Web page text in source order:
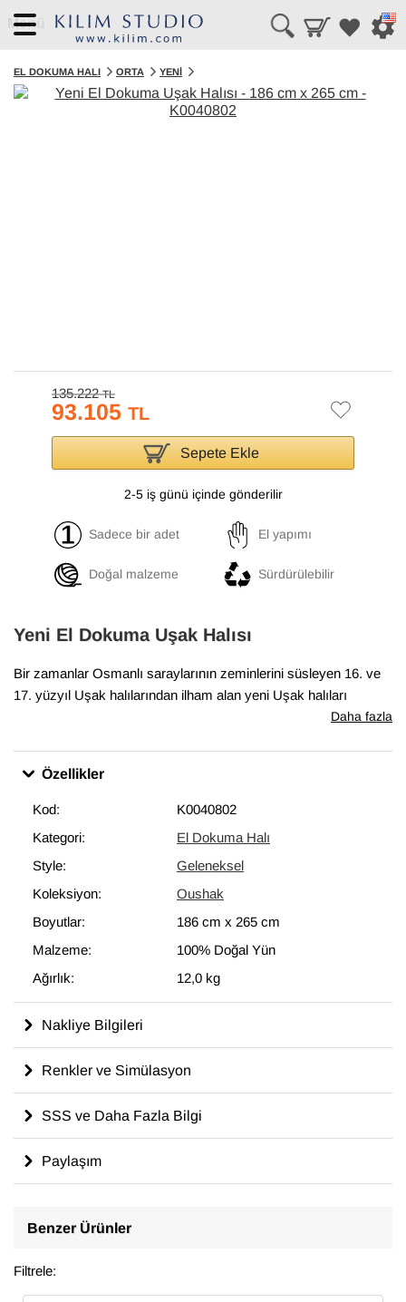
Menü
EL DOKUMA HALI ORTA YENI
135.222TL
93.105 TL
Sepete Ekle
2-5 iş günü içinde gönderilir
Sadece bir adet El yapımı
Doğal malzeme Sürdürülebilir
Yeni El Dokuma Uşak Halısı
Bir zamanlar Osmanlı saraylarının zeminlerini süsleyen 16. ve
17. yüzyıl Uşak halılarından ilham alan yeni Uşak halıları
koleksiyonumuz, geleneksel tasarımları el dokumasıyla hayata
sağlıyor. Bu özel halı
Daha fazla
Özellikler
Kod:
K0040802
Kategori:
El Dokuma Halı
Style:
Geleneksel
Koleksiyon:
Oushak
Boyutlar:
186 cm x 265 cm
Malzeme:
100% Doğal Yün
Ağırlık:
12,0 kg
Nakliye Bilgileri
Renkler ve Simülasyon
SSS ve Daha Fazla Bilgi
Paylaşım
Benzer Ürünler
Filtrele: